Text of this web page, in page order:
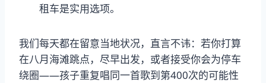
租车是实用选项。
我们每天都在留意当地状况，直言不讳：若你打算
在八月海滩跳点，尽早出发，或者接受你会为停车
绕圈——孩子重复唱同一首歌到第400次的可能性